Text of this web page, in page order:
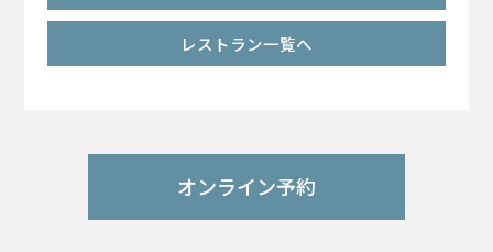
レストラン一覧へ
オンライン予約